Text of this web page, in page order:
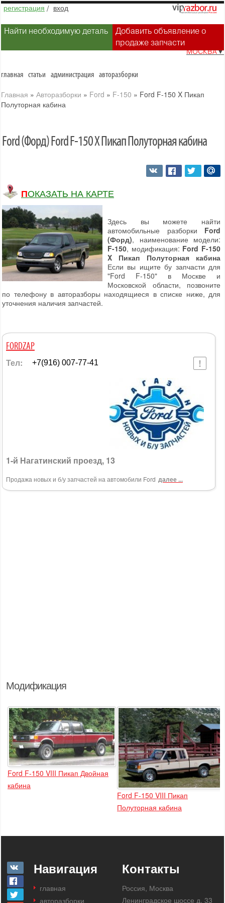
регистрация / вход
Найти необходимую деталь
Добавить объявление о
продаже запчасти
МОСКВА▼
главная статьи администрация авторазборки
Главная » Авторазборки » Ford » F-150 » Ford F-150 X Пикап
Полуторная кабина
Модификация
Ford F-150 VIII Пикап Двойная
кабина
Ford F-150 VIII Пикап
Полуторная кабина
Ford (Форд) Ford F-150 X Пикап Полуторная кабина
ПОКАЗАТЬ НА КАРТЕ
Здесь вы можете найти
автомобильные разборки Ford
(Форд), наименование модели:
F-150, модификация: Ford F-150
X Пикап Полуторная кабина
Если вы ищите бу запчасти для
"Ford F-150" в Москве и
Московской области, позвоните
по телефону в авторазборы находящиеся в списке ниже, для
уточнения наличия запчастей.
FORDZAP
Тел: +7(916) 007-77-41
1-й Нагатинский проезд, 13
Продажа новых и б/у запчастей на автомобили Ford далее ...
Навигация
главная
авторазборки
Контакты
Россия, Москва
Ленинградское шоссе д. 33